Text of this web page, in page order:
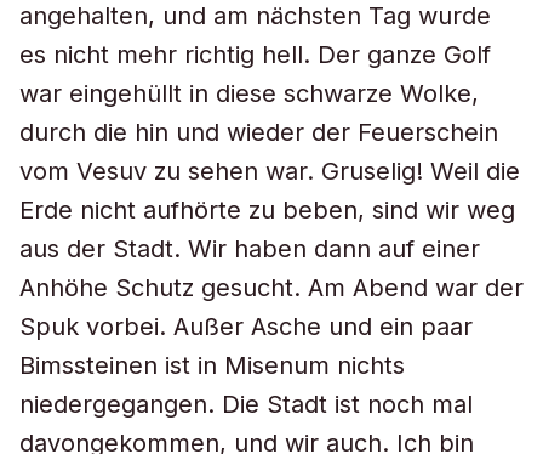
angehalten, und am nächsten Tag wurde
es nicht mehr richtig hell. Der ganze Golf
war eingehüllt in diese schwarze Wolke,
durch die hin und wieder der Feuerschein
vom Vesuv zu sehen war. Gruselig! Weil die
Erde nicht aufhörte zu beben, sind wir weg
aus der Stadt. Wir haben dann auf einer
Anhöhe Schutz gesucht. Am Abend war der
Spuk vorbei. Außer Asche und ein paar
Bimssteinen ist in Misenum nichts
niedergegangen. Die Stadt ist noch mal
davongekommen, und wir auch. Ich bin